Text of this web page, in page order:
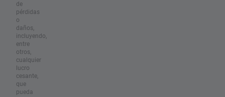
de
pérdidas
o
daños,
incluyendo,
entre
otros,
cualquier
lucro
cesante,
que
pueda